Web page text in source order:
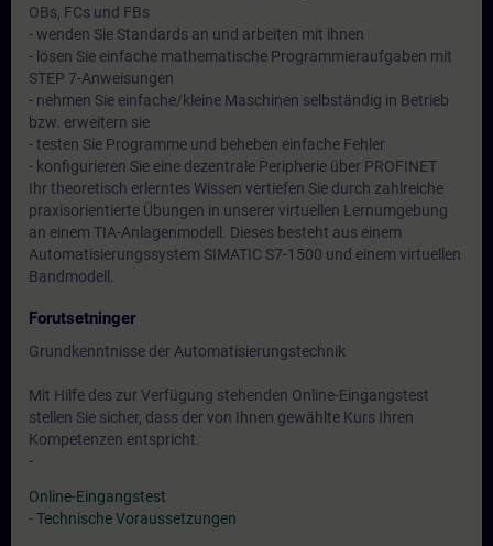
OBs, FCs und FBs
- wenden Sie Standards an und arbeiten mit ihnen
- lösen Sie einfache mathematische Programmieraufgaben mit
STEP 7-Anweisungen
- nehmen Sie einfache/kleine Maschinen selbständig in Betrieb
bzw. erweitern sie
- testen Sie Programme und beheben einfache Fehler
- konfigurieren Sie eine dezentrale Peripherie über PROFINET
Ihr theoretisch erlerntes Wissen vertiefen Sie durch zahlreiche
praxisorientierte Übungen in unserer virtuellen Lernumgebung
an einem TIA-Anlagenmodell. Dieses besteht aus einem
Automatisierungssystem SIMATIC S7-1500 und einem virtuellen
Bandmodell.
Forutsetninger
Grundkenntnisse der Automatisierungstechnik
Mit Hilfe des zur Verfügung stehenden Online-Eingangstest
stellen Sie sicher, dass der von Ihnen gewählte Kurs Ihren
Kompetenzen entspricht.
-
Online-Eingangstest
-Technische Voraussetzungen